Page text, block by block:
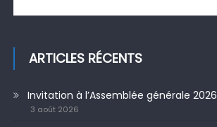
ARTICLES RÉCENTS
Invitation à l’Assemblée générale 2026
3 août 2026